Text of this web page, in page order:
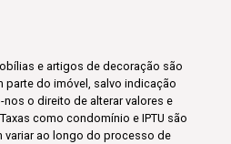
e artigos de decoração são
parte do imóvel, salvo indicação
o direito de alterar valores e
como condomínio e IPTU são
variar ao longo do processo de